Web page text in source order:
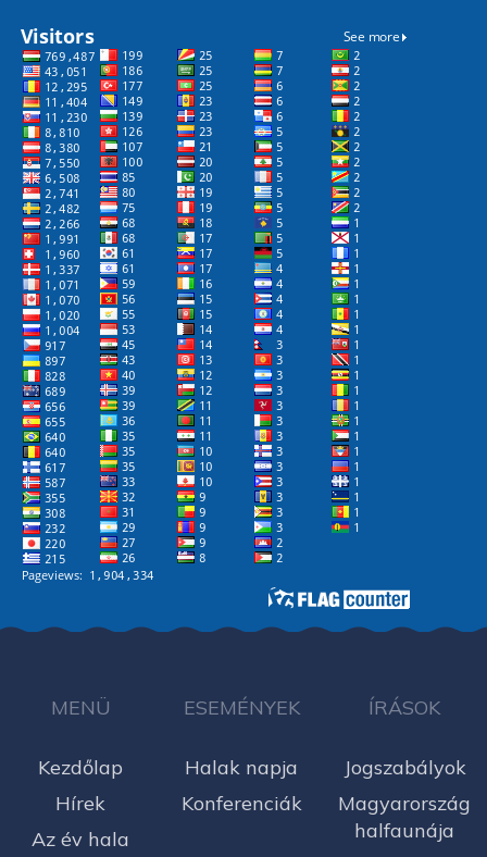
MENÜ
Kezdőlap
Hírek
Az év hala
ESEMÉNYEK
Halak napja
Konferenciák
ÍRÁSOK
Jogszabályok
Magyarország
halfaunája